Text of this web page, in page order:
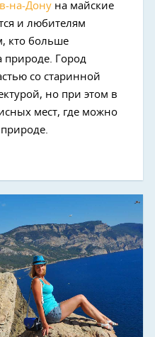
на-Дону на майские
и любителям
кто больше
природе. Город
со старинной
но при этом в
мест, где можно